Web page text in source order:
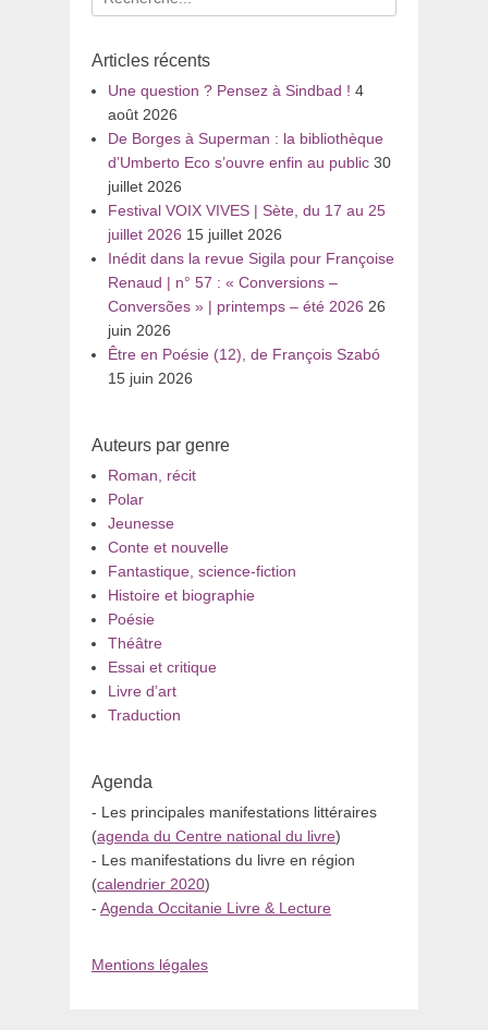
pour
Articles récents
Une question ? Pensez à Sindbad ! 4
août 2026
De Borges à Superman : la bibliothèque
d’Umberto Eco s’ouvre enfin au public 30
juillet 2026
Festival VOIX VIVES | Sète, du 17 au 25
juillet 2026 15 juillet 2026
Inédit dans la revue Sigila pour Françoise
Renaud | n° 57 : « Conversions –
Conversões » | printemps – été 2026 26
juin 2026
Être en Poésie (12), de François Szabó
15 juin 2026
Auteurs par genre
Roman, récit
Polar
Jeunesse
Conte et nouvelle
Fantastique, science-fiction
Histoire et biographie
Poésie
Théâtre
Essai et critique
Livre d’art
Traduction
Agenda
- Les principales manifestations littéraires
(agenda du Centre national du livre)
- Les manifestations du livre en région
(calendrier 2020)
- Agenda Occitanie Livre & Lecture
Mentions légales